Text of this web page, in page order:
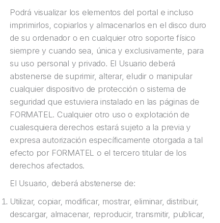
Podrá visualizar los elementos del portal e incluso
imprimirlos, copiarlos y almacenarlos en el disco duro
de su ordenador o en cualquier otro soporte físico
siempre y cuando sea, única y exclusivamente, para
su uso personal y privado. El Usuario deberá
abstenerse de suprimir, alterar, eludir o manipular
cualquier dispositivo de protección o sistema de
seguridad que estuviera instalado en las páginas de
FORMATEL. Cualquier otro uso o explotación de
cualesquiera derechos estará sujeto a la previa y
expresa autorización específicamente otorgada a tal
efecto por FORMATEL o el tercero titular de los
derechos afectados.
El Usuario, deberá abstenerse de:
Utilizar, copiar, modificar, mostrar, eliminar, distribuir,
descargar, almacenar, reproducir, transmitir, publicar,